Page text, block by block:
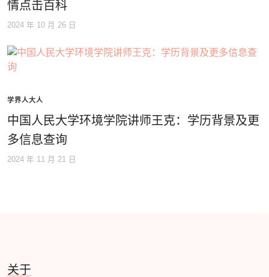
情点击百科
2024 年 10 月 26 日
学界人大人
中国人民大学环境学院讲师王克：学历背景及更
多信息查询
2024 年 11 月 21 日
关于